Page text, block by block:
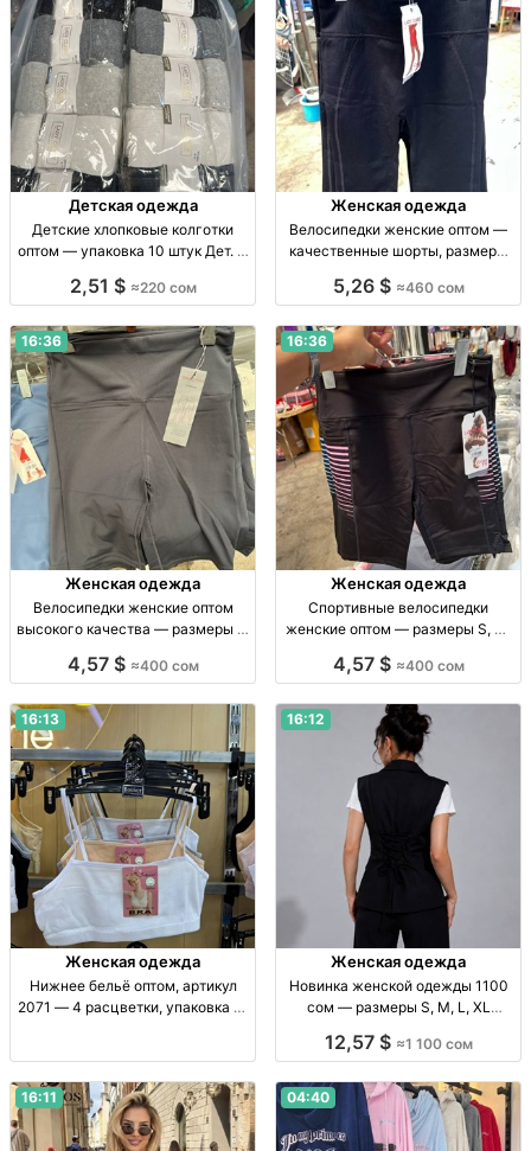
Детская одежда
Детские хлопковые колготки
оптом — упаковка 10 штук Дет. х/
лет, уп. 10 шт.
2,51 $ ≈220 сом
Женская одежда
Велосипедки женские оптом —
качественные шорты, размеры
уп. 6 шт., отл. кач-во, 460 сом/уп.
5,26 $ ≈460 сом
16:36
Женская одежда
Велосипедки женские оптом
высокого качества — размеры S,
уп. 6 шт., высок. кач., опт.
4,57 $ ≈400 сом
16:36
Женская одежда
Спортивные велосипедки
женские оптом — размеры S, M,
S–L, уп. 6 шт., опт.
4,57 $ ≈400 сом
16:13
Женская одежда
Нижнее бельё оптом, артикул
2071 — 4 расцветки, упаковка 12
16:12
Женская одежда
Новинка женской одежды 1100
сом — размеры S, M, L, XL
S–XL, 1100 сом, Дордой-1/117
12,57 $ ≈1 100 сом
16:11 04:40